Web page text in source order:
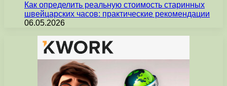
Как определить реальную стоимость старинных
швейцарских часов: практические рекомендации
06.05.2026